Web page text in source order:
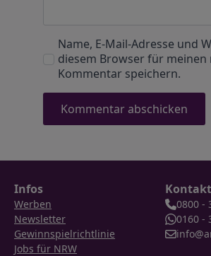
Name, E-Mail-Adresse und
diesem Browser für meinen
Kommentar speichern.
Infos
Werben
Newsletter
Gewinnspielrichtlinie
Jobs für NRW
Kontakt
0800 -
0160 -